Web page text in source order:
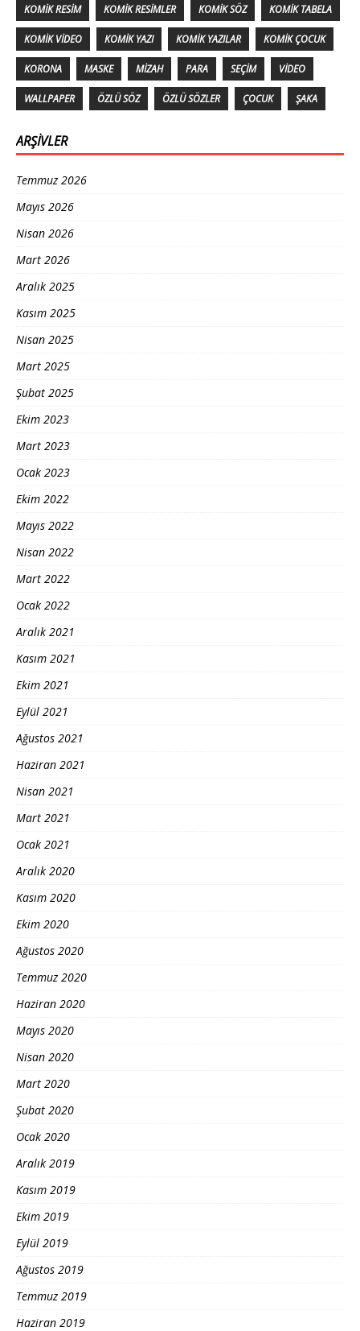
KOMIK RESIM KOMIK RESIMLER KOMIK SÖZ KOMIK TABELA
KOMIK VIDEO KOMIK YAZI KOMIK YAZILAR KOMIK ÇOCUK
KORONA MASKE MIZAH PARA SEÇIM VIDEO
WALLPAPER ÖZLÜ SÖZ ÖZLÜ SÖZLER ÇOCUK ŞAKA
ARŞIVLER
Temmuz 2026
Mayıs 2026
Nisan 2026
Mart 2026
Aralık 2025
Kasım 2025
Nisan 2025
Mart 2025
Şubat 2025
Ekim 2023
Mart 2023
Ocak 2023
Ekim 2022
Mayıs 2022
Nisan 2022
Mart 2022
Ocak 2022
Aralık 2021
Kasım 2021
Ekim 2021
Eylül 2021
Ağustos 2021
Haziran 2021
Nisan 2021
Mart 2021
Ocak 2021
Aralık 2020
Kasım 2020
Ekim 2020
Ağustos 2020
Temmuz 2020
Haziran 2020
Mayıs 2020
Nisan 2020
Mart 2020
Şubat 2020
Ocak 2020
Aralık 2019
Kasım 2019
Ekim 2019
Eylül 2019
Ağustos 2019
Temmuz 2019
Haziran 2019